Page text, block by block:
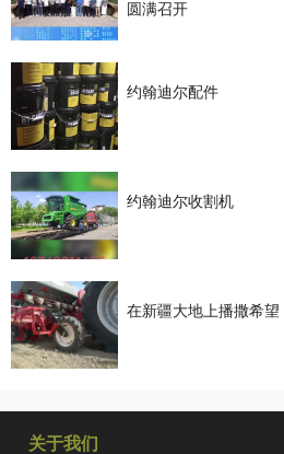
圆满召开
约翰迪尔配件
约翰迪尔收割机
在新疆大地上播撒希望
关于我们